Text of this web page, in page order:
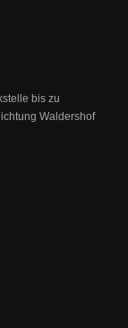
bis zu
Waldershof